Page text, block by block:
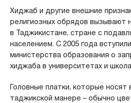
Хиджаб и другие внешние
религиозных обрядов вызывают
в Таджикистане, стране с
населением. С 2005 года
министерства образования о
хиджаба в университетах и
Головные платки, которые носят
таджикской манере – обычно